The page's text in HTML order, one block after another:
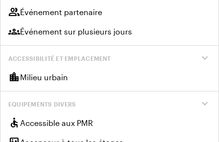
groupÉvénement partenaire
groupsÉvénement sur plusieurs jours
expand_more
ACCESSIBILITÉ ET EMPLACEMENT
location_city Milieu urbain
expand_more
EQUIPEMENTS DIVERS
accessible Accessible aux PMR